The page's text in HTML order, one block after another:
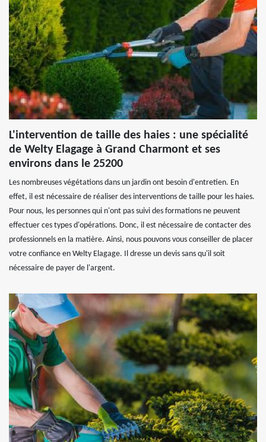
L'intervention de taille des haies : une spécialité
de Welty Elagage à Grand Charmont et ses
environs dans le 25200
Les nombreuses végétations dans un jardin ont besoin d'entretien. En
effet, il est nécessaire de réaliser des interventions de taille pour les haies.
Pour nous, les personnes qui n'ont pas suivi des formations ne peuvent
effectuer ces types d'opérations. Donc, il est nécessaire de contacter des
professionnels en la matière. Ainsi, nous pouvons vous conseiller de placer
votre confiance en Welty Elagage. Il dresse un devis sans qu'il soit
nécessaire de payer de l'argent.